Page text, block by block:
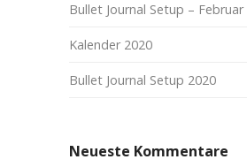
Bullet Journal Setup – Februar
Kalender 2020
Bullet Journal Setup 2020
Neueste Kommentare